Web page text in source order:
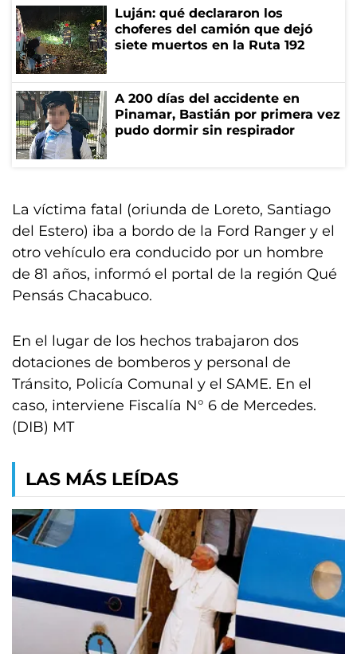
Luján: qué declararon los
choferes del camión que dejó
siete muertos en la Ruta 192
A 200 días del accidente en
Pinamar, Bastián por primera vez
pudo dormir sin respirador
La víctima fatal (oriunda de Loreto, Santiago
del Estero) iba a bordo de la Ford Ranger y el
otro vehículo era conducido por un hombre
de 81 años, informó el portal de la región Qué
Pensás Chacabuco.
En el lugar de los hechos trabajaron dos
dotaciones de bomberos y personal de
Tránsito, Policía Comunal y el SAME. En el
caso, interviene Fiscalía N° 6 de Mercedes.
(DIB) MT
LAS MÁS LEÍDAS